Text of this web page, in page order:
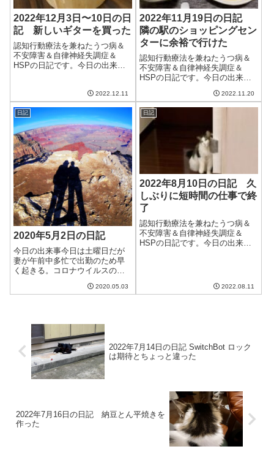
2022年12月3日〜10日の日
記 新しいギターを買った
認知行動療法を兼ねたうつ病＆
不安障害＆自律神経失調症＆
HSPの日記です。今日の出来事
て日々の違いが少なくなってき
たのと、忙しくなってきたので1
週間分をまとめて書くことに。
毎日だと書くこ...
2022.12.11
2022年11月19日の日記
隣の駅のショッピングセン
ターに余裕で行けた
認知行動療法を兼ねたうつ病＆
不安障害＆自律神経失調症＆
HSPの日記です。今日の出来事
しが暖かく、まさに秋という感
じ。明日は雨みたいだし、これ
から気温が下がりそうなので、
今シーズン一番の良い気候なの
ではないだろうか...
2022.11.20
日記
2020年5月2日の日記
今日の出来事今日は土曜日だが
妻が午前中多忙で出勤のため早
く起きる。コロナウイルスのせ
なので少し心配。午前中は4月の
が健康になった...
2020.05.03
日記
2022年8月10日の日記 久
しぶりに短時間の仕事で終
了
認知行動療法を兼ねたうつ病＆
不安障害＆自律神経失調症＆
HSPの日記です。今日の出来事
になっていた。土曜日には台風
が来るとか来ないとかいってい
2022.08.11
2022年7月14日の日記 SwitchBot ロック
は期待とちょっと違った
2022年7月16日の日記 納豆とん平焼きを
作った